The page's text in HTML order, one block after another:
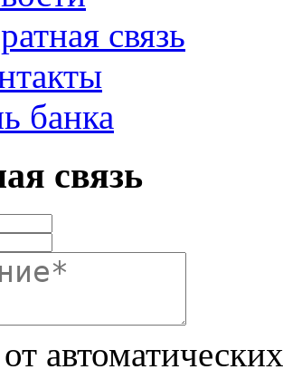
связь
банка
связь